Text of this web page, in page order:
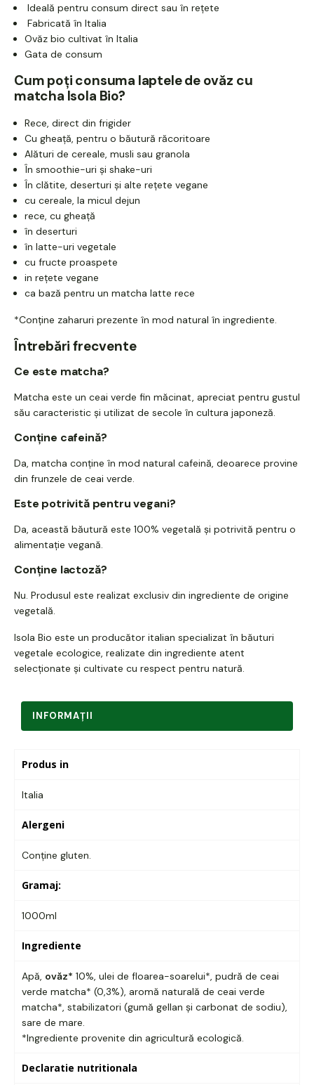
Ideală pentru consum direct sau în rețete
Fabricată în Italia
Ovăz bio cultivat în Italia
Gata de consum
Cum poți consuma laptele de ovăz cu
matcha Isola Bio?
Rece, direct din frigider
Cu gheață, pentru o băutură răcoritoare
Alături de cereale, musli sau granola
În smoothie-uri și shake-uri
În clătite, deserturi și alte rețete vegane
cu cereale, la micul dejun
rece, cu gheață
în deserturi
în latte-uri vegetale
cu fructe proaspete
in rețete vegane
ca bază pentru un matcha latte rece
*Conține zaharuri prezente în mod natural în ingrediente.
Întrebări frecvente
Ce este matcha?
Matcha este un ceai verde fin măcinat, apreciat pentru gustul
său caracteristic și utilizat de secole în cultura japoneză.
Conține cafeină?
Da, matcha conține în mod natural cafeină, deoarece provine
din frunzele de ceai verde.
Este potrivită pentru vegani?
Da, această băutură este 100% vegetală și potrivită pentru o
alimentație vegană.
Conține lactoză?
Nu. Produsul este realizat exclusiv din ingrediente de origine
vegetală.
Isola Bio este un producător italian specializat în băuturi
vegetale ecologice, realizate din ingrediente atent
selecționate și cultivate cu respect pentru natură.
INFORMAŢII
Produs in
Italia
Alergeni
Conține gluten.
Gramaj:
1000ml
Ingrediente
Apă, ovăz* 10%, ulei de floarea-soarelui*, pudră de ceai
verde matcha* (0,3%), aromă naturală de ceai verde
matcha*, stabilizatori (gumă gellan și carbonat de sodiu),
sare de mare.
*Ingrediente provenite din agricultură ecologică.
Declaratie nutritionala